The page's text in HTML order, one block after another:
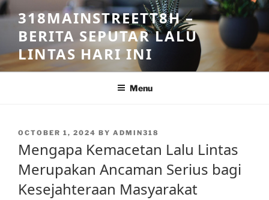
Skip
to
content
318MAINSTREETT8H –
BERITA SEPUTAR LALU
LINTAS HARI INI
Menu
POSTED
OCTOBER 1, 2024 BY ADMIN318
Mengapa Kemacetan Lalu Lintas
Merupakan Ancaman Serius bagi
Kesejahteraan Masyarakat